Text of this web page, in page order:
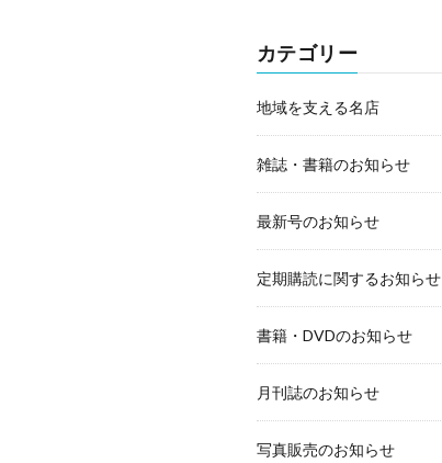
カテゴリー
地域を支える名店
雑誌・書籍のお知らせ
最新号のお知らせ
定期購読に関するお知らせ
書籍・DVDのお知らせ
月刊誌のお知らせ
写真販売のお知らせ